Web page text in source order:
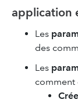
application
Les
des
Les
comment